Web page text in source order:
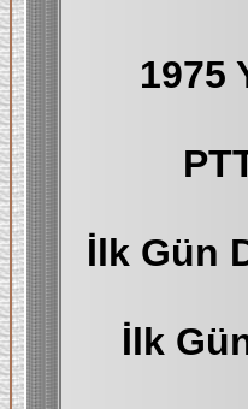
1975
İlk Gün
İlk